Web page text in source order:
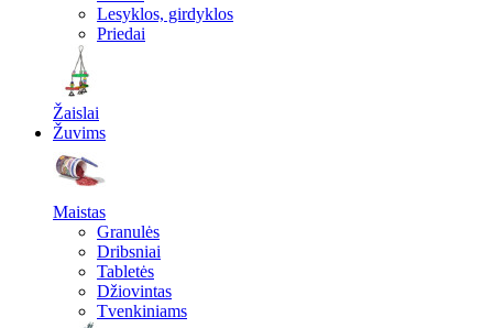
Lesyklos, girdyklos
Priedai
Žaislai
Žuvims
Maistas
Granulės
Dribsniai
Tabletės
Džiovintas
Tvenkiniams